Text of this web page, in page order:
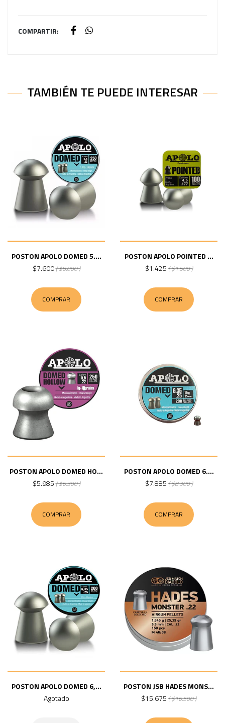
COMPARTIR:
TAMBIÉN TE PUEDE INTERESAR
POSTON APOLO DOMED 5....
$7.600( $8.000 )
COMPRAR
POSTON APOLO POINTED ...
$1.425( $1.500 )
COMPRAR
POSTON APOLO DOMED HO...
$5.985( $6.300 )
COMPRAR
POSTON APOLO DOMED 6....
$7.885( $8.300 )
COMPRAR
POSTON APOLO DOMED 6,...
Agotado
POSTON JSB HADES MONS...
$15.675 ( $16.500 )